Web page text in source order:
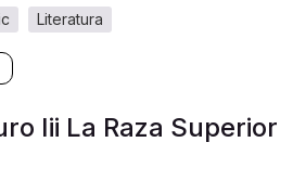
literatura
Iii La Raza Superior